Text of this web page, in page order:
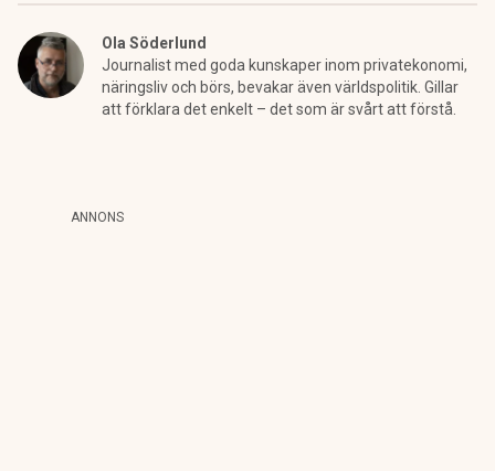
Ola Söderlund
Journalist med goda kunskaper inom privatekonomi,
näringsliv och börs, bevakar även världspolitik. Gillar
att förklara det enkelt – det som är svårt att förstå.
ANNONS